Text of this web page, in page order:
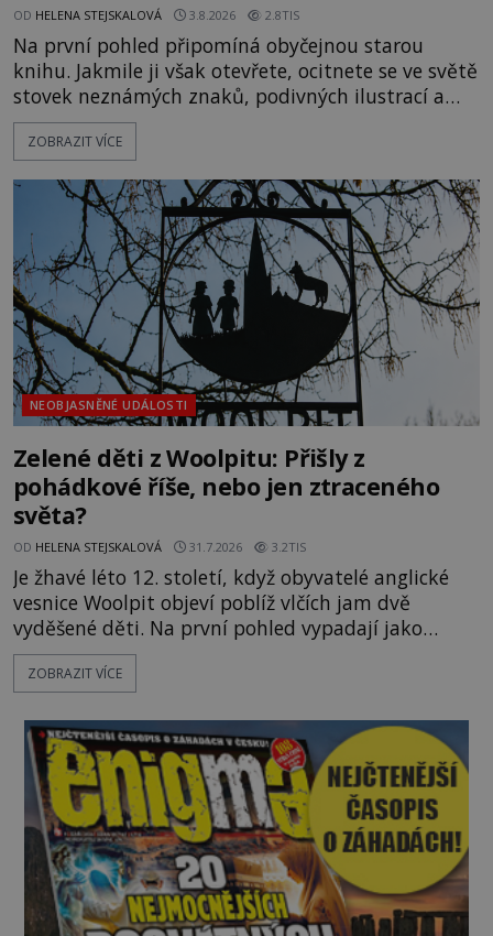
OD HELENA STEJSKALOVÁ 3.8.2026 2.8TIS
Na první pohled připomíná obyčejnou starou
knihu. Jakmile ji však otevřete, ocitnete se ve světě
stovek neznámých znaků, podivných ilustrací a
textu, který už téměř dvě století vzdoruje všem
pokusům o rozluštění. Rohoncský kodex patří mezi
jistotou neví, kdo jej napsal, kdy vznikl ani co
vlastně vypráví. Rohoncský kodex se poprvé
objevuje v roce
ZOBRAZIT VÍCE
NEOBJASNĚNÉ UDÁLOSTI
Zelené děti z Woolpitu: Přišly z
pohádkové říše, nebo jen ztraceného
světa?
OD HELENA STEJSKALOVÁ 31.7.2026 3.2TIS
Je žhavé léto 12. století, když obyvatelé anglické
vesnice Woolpit objeví poblíž vlčích jam dvě
vyděšené děti. Na první pohled vypadají jako
každé jiné, až na jednu děsivou výjimku. Jejich
kůže má nazelenalý odstín, mluví
kromě syrových bobů. Příběh se rychle stává
jednou z největších záhad středověké Anglie a ani
po téměř devíti stech letech není
ZOBRAZIT VÍCE